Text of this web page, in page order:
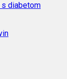
diabetom